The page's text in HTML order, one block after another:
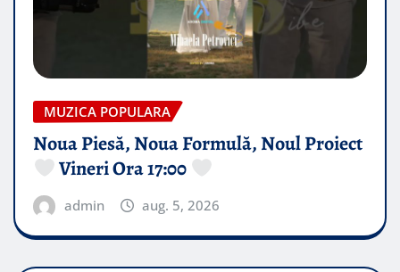
MUZICA POPULARA
Noua Piesă, Noua Formulă, Noul Proiect
Vineri Ora 17:00
admin aug. 5, 2026